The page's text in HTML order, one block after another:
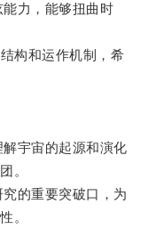
力，能够扭曲时
构和运作机制，希
宇宙的起源和演化
。
的重要突破口，为
。